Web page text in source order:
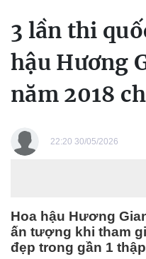
3 lần thi
hậu Hương
năm 2018
22:20 30/05/2026
Hoa hậu Hương
ấn tượng khi tham
đẹp trong gần 1